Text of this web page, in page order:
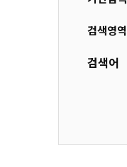
검색영역
검색어